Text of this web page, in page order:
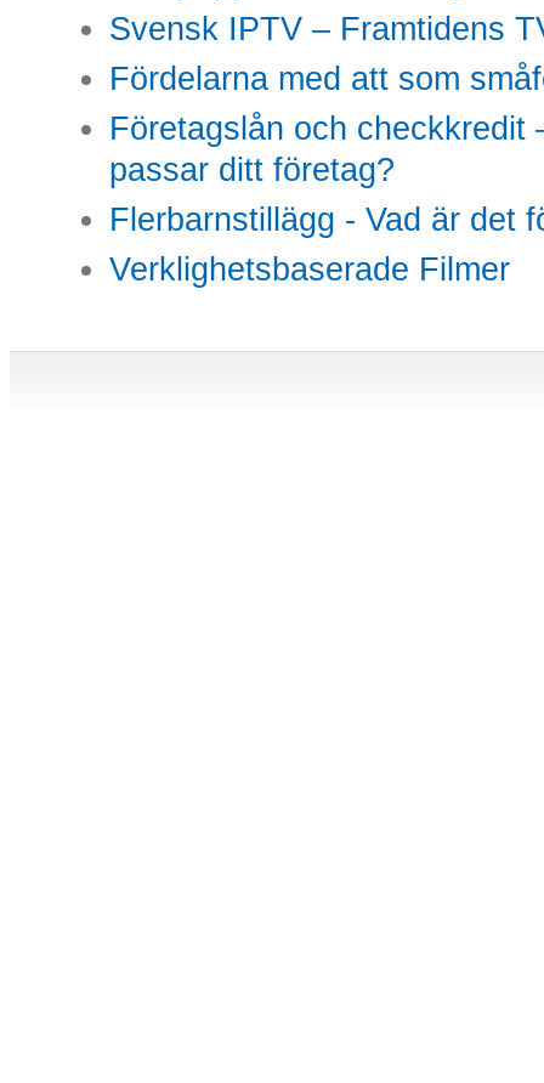
Svensk IPTV – Framtidens
Fördelarna med att som
Företagslån och checkkredit
passar ditt företag?
Flerbarnstillägg - Vad är det
Verklighetsbaserade Filmer